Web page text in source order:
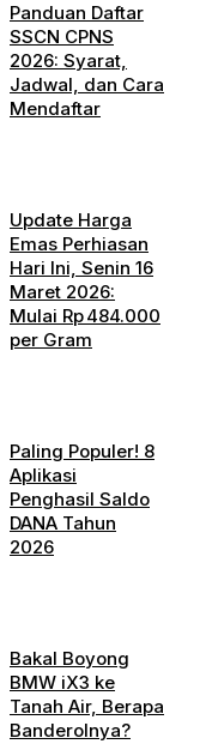
Panduan Daftar
SSCN CPNS
2026: Syarat,
Jadwal, dan Cara
Mendaftar
Update Harga
Emas Perhiasan
Hari Ini, Senin 16
Maret 2026:
Mulai Rp 484.000
per Gram
Paling Populer! 8
Aplikasi
Penghasil Saldo
DANA Tahun
2026
Bakal Boyong
BMW iX3 ke
Tanah Air, Berapa
Banderolnya?